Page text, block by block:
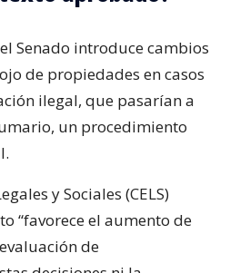
Senado introduce cambios
de propiedades en casos
ilegal, que pasarían a
un procedimiento
y Sociales (CELS)
“favorece el aumento de
de